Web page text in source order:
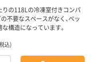
りの118Lの冷凍室付きコンパ
不要なスペースがなく、ペッ
構造になっています。
込)